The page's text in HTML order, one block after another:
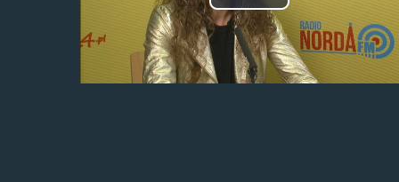
Odtwórz
wideo